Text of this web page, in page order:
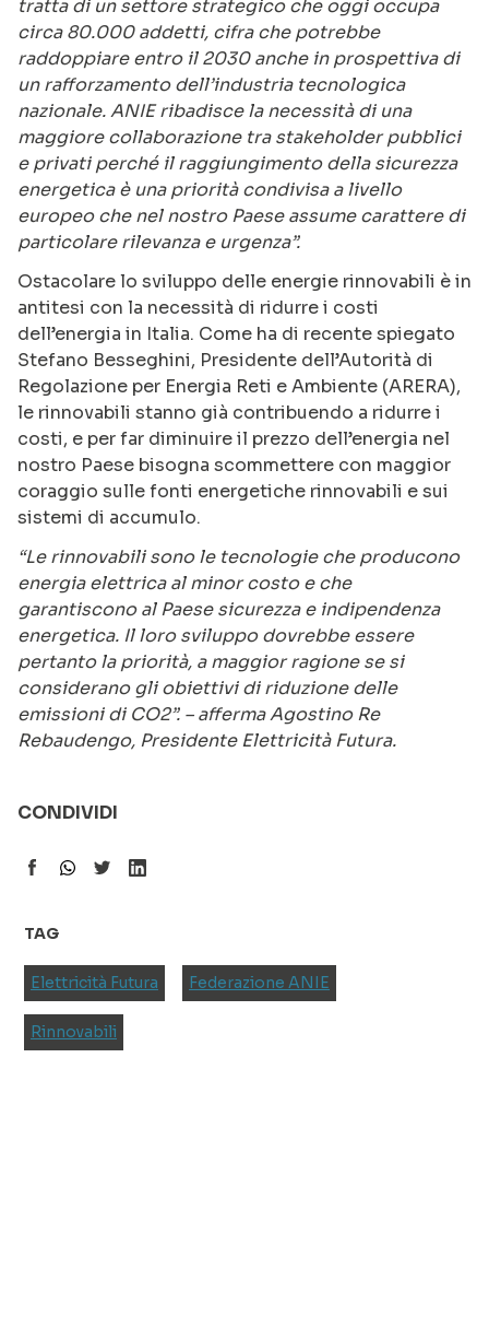
tratta di un settore strategico che oggi occupa
circa 80.000 addetti, cifra che potrebbe
raddoppiare entro il 2030 anche in prospettiva di
un rafforzamento dell’industria tecnologica
nazionale. ANIE ribadisce la necessità di una
maggiore collaborazione tra stakeholder pubblici
e privati perché il raggiungimento della sicurezza
energetica è una priorità condivisa a livello
europeo che nel nostro Paese assume carattere di
particolare rilevanza e urgenza”.
Ostacolare lo sviluppo delle energie rinnovabili è in
antitesi con la necessità di ridurre i costi
dell’energia in Italia. Come ha di recente spiegato
Stefano Besseghini, Presidente dell’Autorità di
Regolazione per Energia Reti e Ambiente (ARERA),
le rinnovabili stanno già contribuendo a ridurre i
costi, e per far diminuire il prezzo dell’energia nel
nostro Paese bisogna scommettere con maggior
coraggio sulle fonti energetiche rinnovabili e sui
sistemi di accumulo.
“Le rinnovabili sono le tecnologie che producono
energia elettrica al minor costo e che
garantiscono al Paese sicurezza e indipendenza
energetica. Il loro sviluppo dovrebbe essere
pertanto la priorità, a maggior ragione se si
considerano gli obiettivi di riduzione delle
emissioni di CO2”. – afferma Agostino Re
Rebaudengo, Presidente Elettricità Futura.
CONDIVIDI
TAG
Elettricità Futura Federazione ANIE
Rinnovabili